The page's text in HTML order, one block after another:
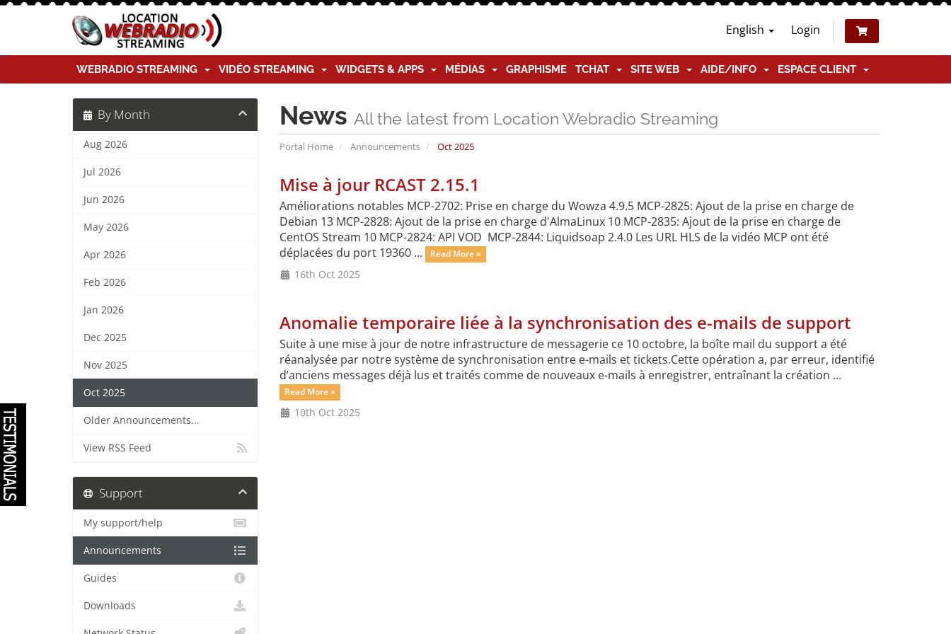
English Login
WEBRADIO STREAMING VIDÉO STREAMING WIDGETS & APPS MÉDIAS GRAPHISME TCHAT SITE WEB AIDE/INFO ESPACE CLIENT
News All the latest from Location Webradio Streaming
Portal Home Announcements Oct 2025
By Month
Aug 2026
Jul 2026
Jun 2026
May 2026
Apr 2026
Feb 2026
Jan 2026
Dec 2025
Nov 2025
Oct 2025
Older Announcements...
View RSS Feed
Mise à jour RCAST 2.15.1
Améliorations notables MCP-2702: Prise en charge du Wowza 4.9.5 MCP-2825: Ajout de la prise en charge de
Debian 13 MCP-2828: Ajout de la prise en charge d'AlmaLinux 10 MCP-2835: Ajout de la prise en charge de
CentOS Stream 10 MCP-2824: API VOD MCP-2844: Liquidsoap 2.4.0 Les URL HLS de la vidéo MCP ont été
déplacées du port 19360 ...
Read More »
16th Oct 2025
Anomalie temporaire liée à la synchronisation des e-mails de support
Suite à une mise à jour de notre infrastructure de messagerie ce 10 octobre, la boîte mail du support a été
réanalysée par notre système de synchronisation entre e-mails et tickets.Cette opération a, par erreur, identifié
d’anciens messages déjà lus et traités comme de nouveaux e-mails à enregistrer, entraînant la création ...
Read More »
10th Oct 2025
Support
My support/help
Announcements
Guides
Downloads